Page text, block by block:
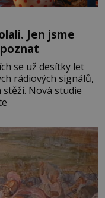
Jen jsme
se už desítky let
rádiových signálů,
Nová studie